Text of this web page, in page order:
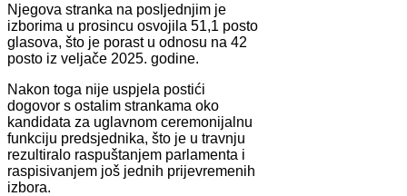
Njegova stranka na posljednjim je
izborima u prosincu osvojila 51,1 posto
glasova, što je porast u odnosu na 42
posto iz veljače 2025. godine.
Nakon toga nije uspjela postići
dogovor s ostalim strankama oko
kandidata za uglavnom ceremonijalnu
funkciju predsjednika, što je u travnju
rezultiralo raspuštanjem parlamenta i
raspisivanjem još jednih prijevremenih
izbora.